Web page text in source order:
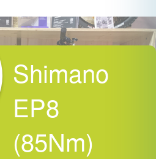
Shimano
EP8
(85Nm)